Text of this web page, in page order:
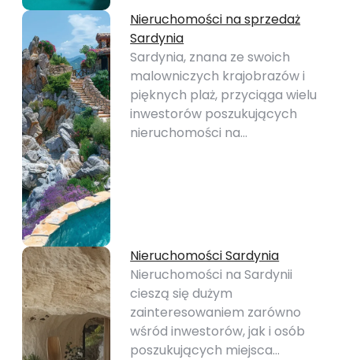
Nieruchomości na sprzedaż
Sardynia
Sardynia, znana ze swoich
malowniczych krajobrazów i
pięknych plaż, przyciąga wielu
inwestorów poszukujących
nieruchomości na…
Nieruchomości Sardynia
Nieruchomości na Sardynii
cieszą się dużym
zainteresowaniem zarówno
wśród inwestorów, jak i osób
poszukujących miejsca…